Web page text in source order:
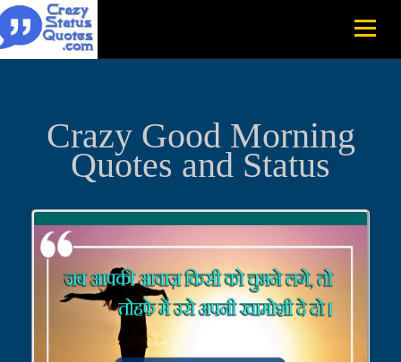
Crazy Good Morning
Quotes and Status